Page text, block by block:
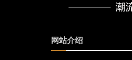
网站介绍